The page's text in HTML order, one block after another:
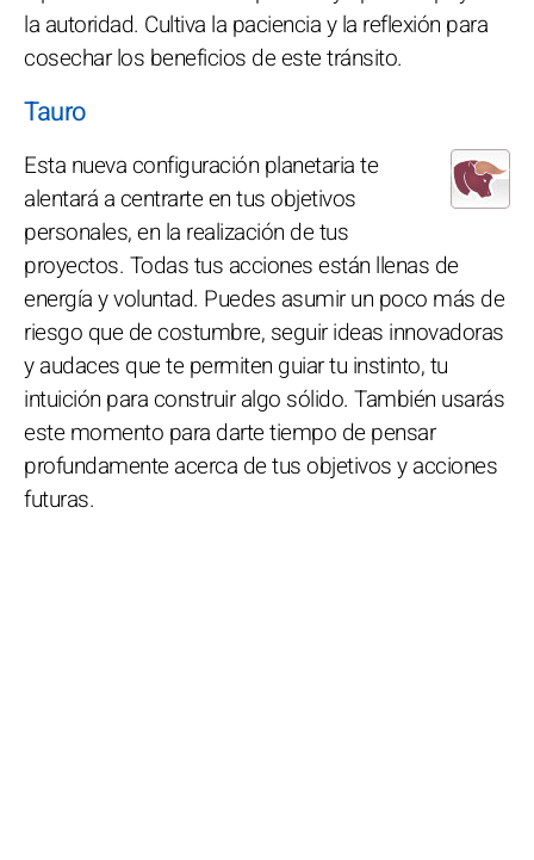
la autoridad. Cultiva la paciencia y la reflexión para
cosechar los beneficios de este tránsito.
Tauro
Esta nueva configuración planetaria te
alentará a centrarte en tus objetivos
personales, en la realización de tus
proyectos. Todas tus acciones están llenas de
energía y voluntad. Puedes asumir un poco más de
riesgo que de costumbre, seguir ideas innovadoras
y audaces que te permiten guiar tu instinto, tu
intuición para construir algo sólido. También usarás
este momento para darte tiempo de pensar
profundamente acerca de tus objetivos y acciones
futuras.